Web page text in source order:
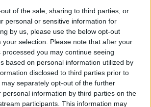
of the sale, sharing to third parties, or
personal or sensitive information for
by us, please use the below opt-out
your selection. Please note that after your
you may continue seeing
based on personal information utilized by
disclosed to third parties prior to
separately opt-out of the further
personal information by third parties on the
participants. This information may
visuels